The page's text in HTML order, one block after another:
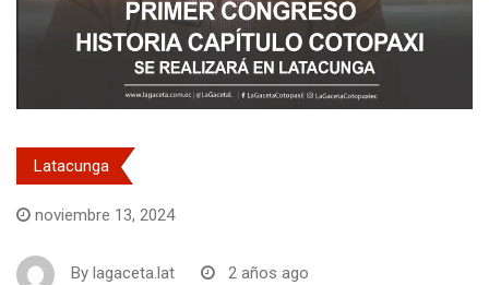
Latacunga
noviembre 13, 2024
By lagaceta.lat 2 años ago